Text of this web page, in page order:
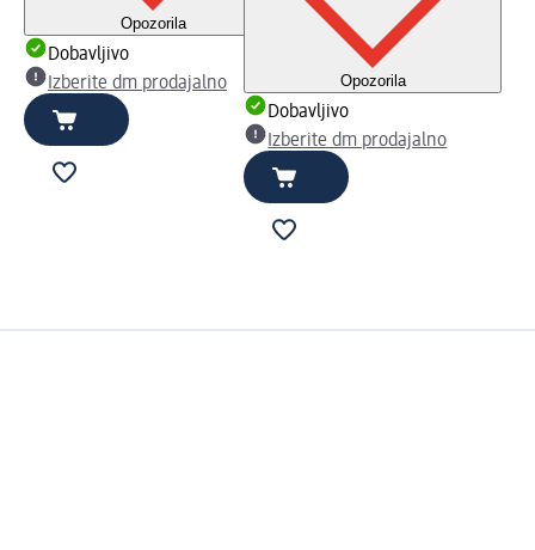
Opozorila
Dobavljivo
Izberite dm prodajalno
Opozorila
Dobavljivo
Izberite dm prodajalno